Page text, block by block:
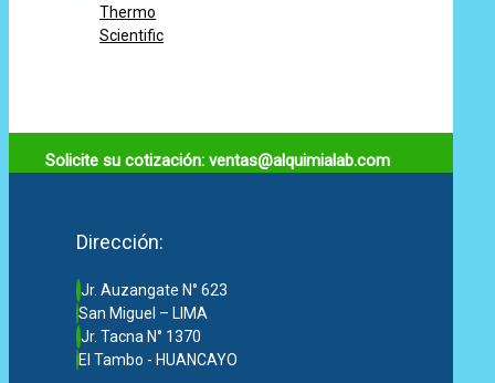
Thermo
Scientific
Solicite su cotización: ventas@alquimialab.com
Dirección:
Jr. Auzangate N° 623
San Miguel – LIMA
Jr. Tacna N° 1370
El Tambo - HUANCAYO